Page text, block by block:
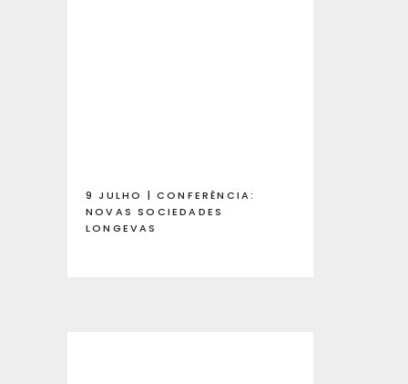
9 JULHO | CONFERÊNCIA:
NOVAS SOCIEDADES
LONGEVAS